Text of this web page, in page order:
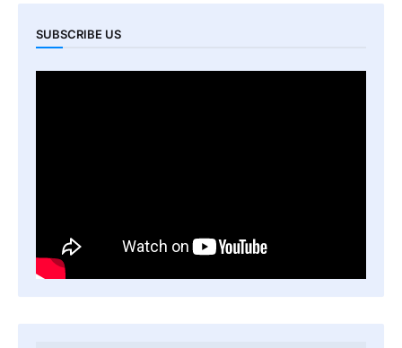
SUBSCRIBE US